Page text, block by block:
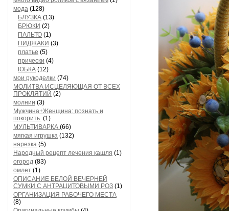
мода (128)
БЛУЗКА (13)
БРЮКИ (2)
ПАЛЬТО (1)
ПИДЖАКИ (3)
платье (5)
прически (4)
ЮБКА (12)
мои рукоделки (74)
МОЛИТВА ИСЦЕЛЯЮЩАЯ ОТ ВСЕХ
ПРОКЛЯТИЙ (2)
молнии (3)
Мужчина+Женщина: познать и
покорить. (1)
МУЛЬТИВАРКА (66)
мягкая игрушка (132)
нарезка (5)
Народный рецепт лечения кашля (1)
огород (83)
омлет (1)
ОПИСАНИЕ БЕЛОЙ ВЕЧЕРНЕЙ
СУМКИ С АНТРАЦИТОВЫМИ РОЗ (1)
ОРГАНИЗАЦИЯ РАБОЧЕГО МЕСТА
(8)